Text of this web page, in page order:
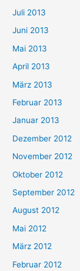
Juli 2013
Juni 2013
Mai 2013
April 2013
März 2013
Februar 2013
Januar 2013
Dezember 2012
November 2012
Oktober 2012
September 2012
August 2012
Mai 2012
März 2012
Februar 2012